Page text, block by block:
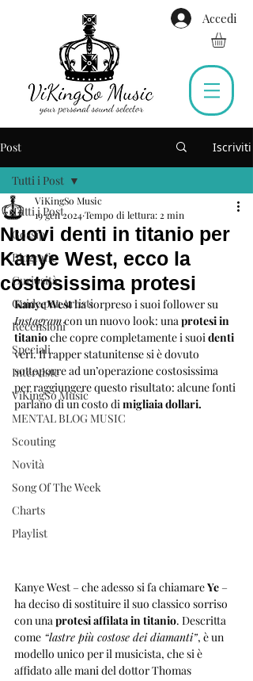
Accedi
Post Iscriviti
Tutti i Post
Gossip
Biografie
Curiosità
Guide per Artisti
Recensioni
Speciali
Interviste
ViKingSo Music
MENTAL BLOG MUSIC
Scouting
Novità
Song Of The Week
Charts
Playlist
Tutti i Post
Nuovi denti in titanio per
Kanye West, ecco la
costosissima protesi
ViKingSo Music
19 gen 2024Tempo di lettura: 2 min
Kanye West ha sorpreso i suoi follower su
Instagram con un nuovo look: una protesi in
titanio che copre completamente i suoi denti
veri. Il rapper statunitense si è dovuto
sottoporre ad un’operazione costosissima
per raggiungere questo risultato: alcune fonti
parlano di un costo di migliaia dollari.
Kanye West – che adesso si fa chiamare Ye –
ha deciso di sostituire il suo classico sorriso
con una protesi affilata in titanio. Descritta
come “lastre più costose dei diamanti”, è un
modello unico per il musicista, che si è
affidato alle mani del dottor Thomas